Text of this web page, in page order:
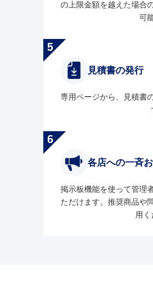
の上限金額を越えた場合
可
見積書の発行
専用ページから、見積書
各店への一斉
掲示板機能を使って管理
ただけます。推奨商品や
用く